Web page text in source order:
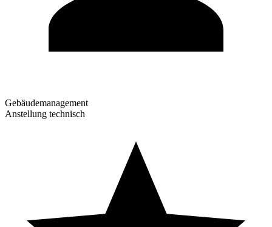
Gebäudemanagement
Anstellung technisch